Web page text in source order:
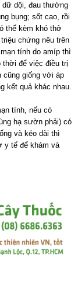
dữ dội, đau thường
bụng; sốt cao, rồi
thể kèm khó thở
chứng nêu trên
tính do amíp thì
để việc điều trị
cũng giống với áp
kết quả khác nhau.
tính, nếu có
hạ sườn phải) có
và kéo dài thì
y tế để khám và